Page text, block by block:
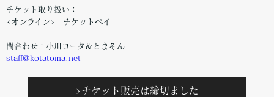
チケット取り扱い：
<オンライン> チケットペイ
問合わせ：小川コータ＆とまそん
staff@kotatoma.net
>チケット販売は締切ました